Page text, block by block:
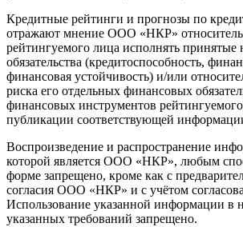
Кредитные рейтинги и прогнозы по
отражают мнение ООО «НКР»
рейтингуемого лица исполнять принятые
обязательства (кредитоспособность,
финансовая устойчивость) и/или
риска его отдельных финансовых
финансовых инструментов
публикации соответствующей
Воспроизведение и распространение
которой является ООО «НКР», любым
форме запрещено, кроме как с
согласия ООО «НКР» и с учётом
Использование указанной информации в
указанных требований запрещено.